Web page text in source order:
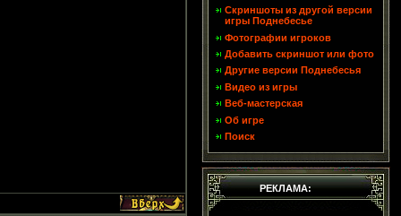
Скриншоты из другой версии
игры Поднебесье
Фотографии игроков
Добавить скриншот или фото
Другие версии Поднебесья
Видео из игры
Веб-мастерская
Об игре
Поиск
РЕКЛАМА: